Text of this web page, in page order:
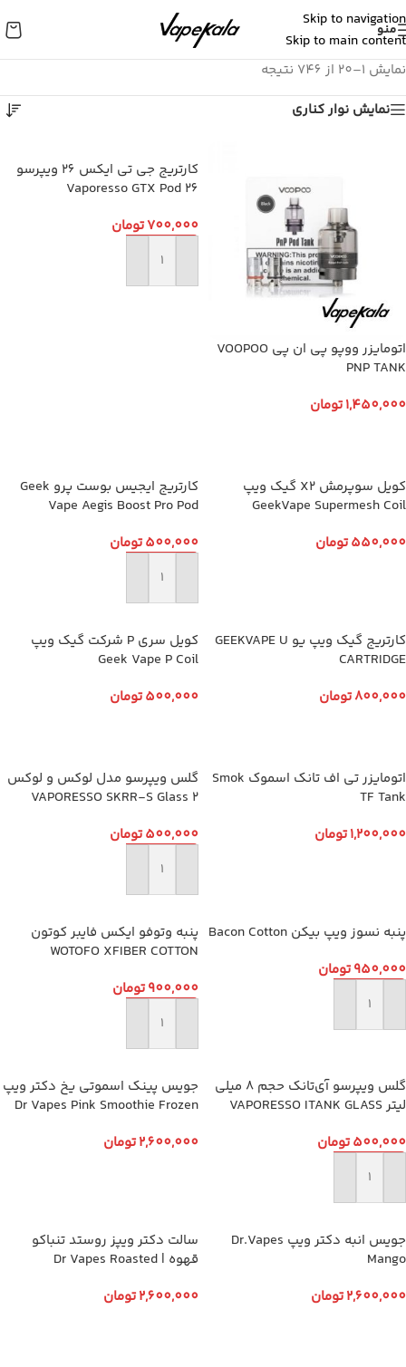
Skip to navigation
Skip to main content
منو
نمایش 1–20 از 746 نتیجه
نمایش نوار کناری
اتومایزر ووپو پی ان پی VOOPOO
PNP TANK
1,450,000تومان
کارتریج جی تی ایکس 26 ویپرسو
Vaporesso GTX Pod 26
700,000تومان
افزودن به سبد خرید
کویل سوپرمش X2 گیک ویپ
GeekVape Supermesh Coil
550,000تومان
کارتریج ایجیس بوست پرو Geek
Vape Aegis Boost Pro Pod
500,000تومان
افزودن به سبد خرید
کارتریج گیک ویپ یو GEEKVAPE U
CARTRIDGE
800,000تومان
کویل سری P شرکت گیک ویپ
Geek Vape P Coil
500,000تومان
اتومایزر تی اف تانک اسموک Smok
TF Tank
1,200,000تومان
گلس ویپرسو مدل لوکس و لوکس
2 VAPORESSO SKRR-S Glass
500,000تومان
افزودن به سبد خرید
پنبه نسوز ویپ بیکن Bacon Cotton
950,000تومان
افزودن به سبد خرید
پنبه وتوفو ایکس فایبر کوتون
WOTOFO XFIBER COTTON
900,000تومان
افزودن به سبد خرید
گلس ویپرسو آی‌تانک حجم 8 میلی
لیتر VAPORESSO ITANK GLASS
500,000تومان
افزودن به سبد خرید
جویس پینک اسموتی یخ دکتر ویپ
Dr Vapes Pink Smoothie Frozen
2,600,000تومان
جویس انبه دکتر ویپ Dr.Vapes
Mango
2,600,000تومان
سالت دکتر ویپز روستد تنباکو
قهوه | Dr Vapes Roasted
2,600,000تومان